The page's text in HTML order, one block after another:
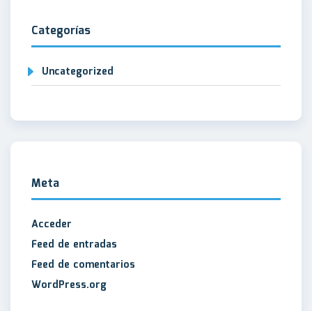
Categorías
Uncategorized
Meta
Acceder
Feed de entradas
Feed de comentarios
WordPress.org